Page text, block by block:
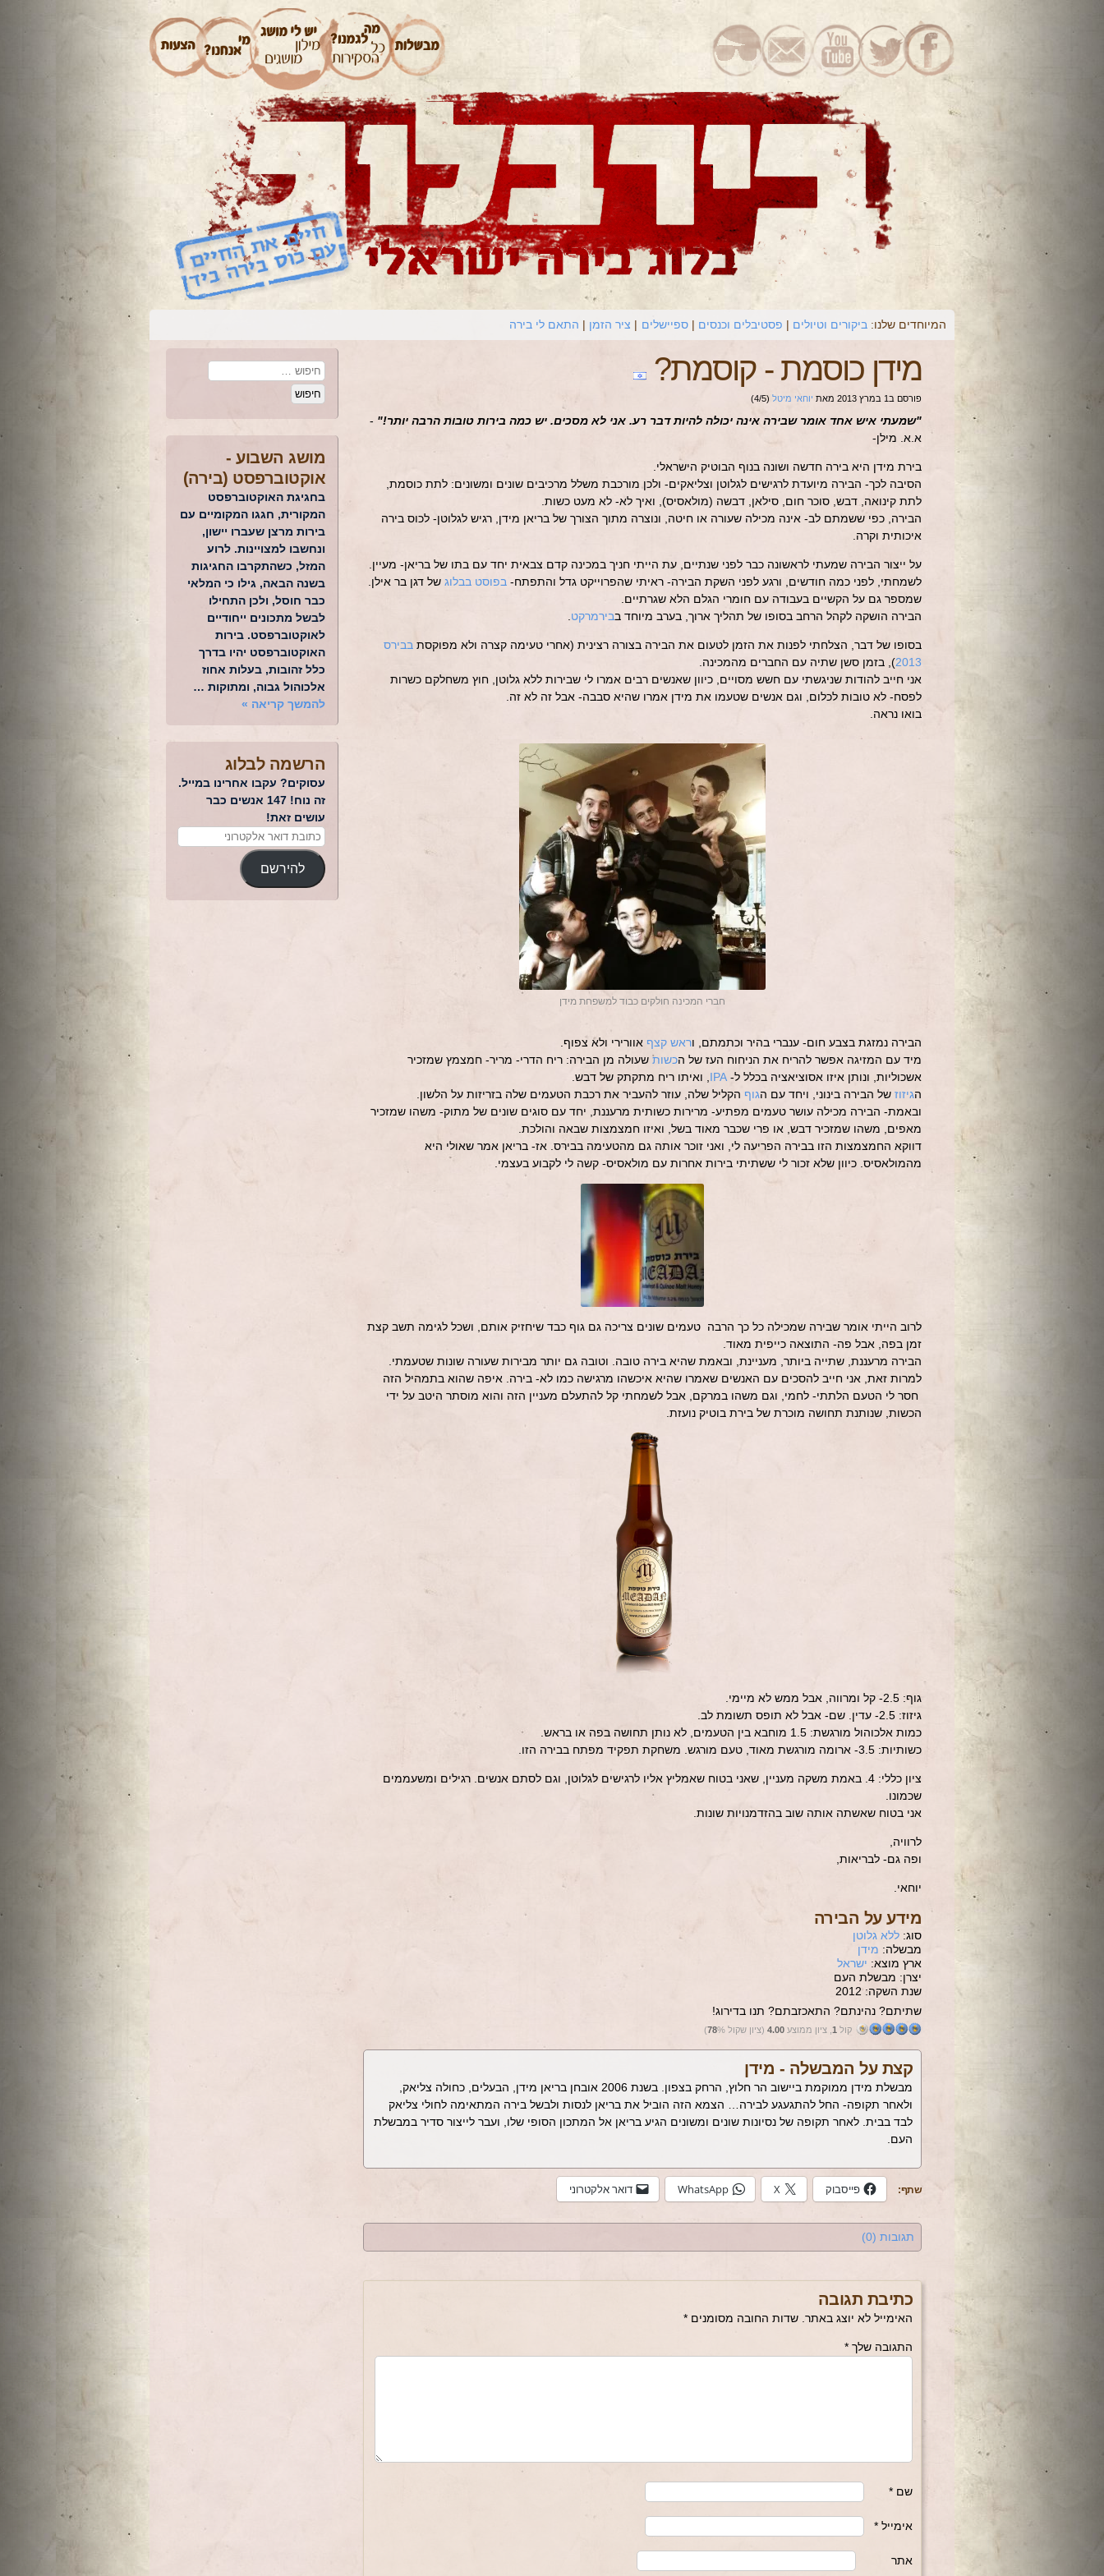
המיוחדים שלנו: ביקורים וטיולים פסטיבלים וכנסים ספיישלים ציר הזמן התאם לי בירה
מידן כוסמת - קוסמת?
פורסם ב1 במרץ 2013 מאת יוחאי מיטל (
4/5
)
"שמעתי איש אחד אומר שבירה אינה יכולה להיות דבר רע. אני לא מסכים. יש כמה בירות טובות הרבה יותר!" -
א.א. מילן-
בירת מידן היא בירה חדשה ושונה בנוף הבוטיק הישראלי.
הסיבה לכך- הבירה מיועדת לרגישים לגלוטן וצליאקים- ולכן מורכבת משלל מרכיבים שונים ומשונים: לתת כוסמת,
לתת קינואה, דבש, סוכר חום, סילאן, דבשה (מולאסיס), ואיך לא- לא מעט כשות.
הבירה, כפי ששמתם לב- אינה מכילה שעורה או חיטה, ונוצרה מתוך הצורך של בריאן מידן, רגיש לגלוטן- לכוס בירה
איכותית וקרה.
על ייצור הבירה שמעתי לראשונה כבר לפני שנתיים, עת הייתי חניך במכינה קדם צבאית יחד עם בתו של בריאן- מעיין.
לשמחתי, לפני כמה חודשים, ורגע לפני השקת הבירה- ראיתי שהפרוייקט גדל והתפתח- בפוסט בבלוג של דגן בר אילן.
שמספר גם על הקשיים בעבודה עם חומרי הגלם הלא שגרתיים.
הבירה הושקה לקהל הרחב בסופו של תהליך ארוך, בערב מיוחד בבירמרקט
בסופו של דבר, הצלחתי לפנות את הזמן לטעום את הבירה בצורה רצינית (אחרי טעימה קצרה ולא מפוקסת בבירס
2013), בזמן סשן שתיה עם החברים מהמכינה.
אני חייב להודות שניגשתי עם חשש מסויים, כיוון שאנשים רבים אמרו לי שבירות ללא גלוטן, חוץ משחלקם כשרות
לפסח- לא טובות לכלום, וגם אנשים שטעמו את מידן אמרו שהיא סבבה- אבל זה לא זה.
בואו נראה.
חברי המכינה חולקים כבוד למשפחת מידן
הבירה נמזגת בצבע חום- ענברי בהיר וכתמתם, וראש קצף אוורירי ולא צפוף.
מיד עם המזיגה אפשר להריח את הניחוח העז של הכשות שעולה מן הבירה: ריח הדרי- מריר- חמצמץ שמזכיר
אשכוליות, ונותן איזו אסוציאציה בכלל ל- IPA , ואיתו ריח מתקתק של דבש.
הגיזוז של הבירה בינוני, ויחד עם הגוף הקליל שלה, עוזר להעביר את רכבת הטעמים שלה בזריזות על הלשון.
ובאמת- הבירה מכילה עושר טעמים מפתיע- מרירות כשותית מרעננת, יחד עם סוגים שונים של מתוק- משהו שמזכיר
מאפים, משהו שמזכיר דבש, או פרי שכבר מאוד בשל, ואיזו חמצמצות שבאה והולכת.
דווקא החמצמצות הזו בבירה הפריעה לי, ואני זוכר אותה גם מהטעימה בבירס. אז- בריאן אמר שאולי היא
מהמולאסיס. כיוון שלא זכור לי ששתיתי בירות אחרות עם מולאסיס- קשה לי לקבוע בעצמי.
לרוב הייתי אומר שבירה שמכילה כל כך הרבה טעמים שונים צריכה גם גוף כבד שיחזיק אותם, ושכל לגימה תשב קצת
זמן בפה, אבל פה- התוצאה כייפית מאוד.
הבירה מרעננת, שתייה ביותר, מעניינת, ובאמת שהיא בירה טובה. וטובה גם יותר מבירות שעורה שונות שטעמתי.
למרות זאת, אני חייב להסכים עם האנשים שאמרו שהיא איכשהו מרגישה כמו לא- בירה. איפה שהוא בתמהיל הזה
חסר לי הטעם הלתתי- לחמי, וגם משהו במרקם, אבל לשמחתי קל להתעלם מעניין הזה והוא מוסתר היטב על ידי
הכשות, שנותנת תחושה מוכרת של בירת בוטיק נועזת.
גוף: 2.5- קל ומרווה, אבל ממש לא מיימי.
גיזוז: 2.5- עדין. שם- אבל לא תופס תשומת לב.
כמות אלכוהול מורגשת: 1.5 מוחבא בין הטעמים, לא נותן תחושה בפה או בראש.
כשותיות: 3.5- ארומה מורגשת מאוד, טעם מורגש. משחקת תפקיד מפתח בבירה הזו.
ציון כללי: 4. באמת משקה מעניין, שאני בטוח שאמליץ אליו לרגישים לגלוטן, וגם לסתם אנשים. רגילים ומשעממים
שכמונו.
אני בטוח שאשתה אותה שוב בהזדמנויות שונות.
לרוויה,
ופה גם- לבריאות,
יוחאי.
מידע על הבירה
סוג: ללא גלוטן
מבשלה: מידן
ארץ מוצא: ישראל
יצרן: מבשלת העם
שנת השקה: 2012
שתיתם? נהינתם? התאכזבתם? תנו בדירוג!
קול 1 , ציון ממוצע 4.00 (ציון שקול 78%)
קצת על המבשלה - מידן
מבשלת מידן ממוקמת ביישוב הר חלוץ, הרחק בצפון. בשנת 2006 אובחן בריאן מידן, הבעלים, כחולה צליאק,
ולאחר תקופה- החל להתגעגע לבירה… הצמא הזה הוביל את בריאן לנסות ולבשל בירה המתאימה לחולי צליאק
לבד בבית. לאחר תקופה של נסיונות שונים ומשונים הגיע בריאן אל המתכון הסופי שלו, ועבר לייצור סדיר במבשלת
העם.
שתף: פייסבוק X
WhatsApp דואר אלקטרוני
תגובות (0)
כתיבת תגובה
האימייל לא יוצג באתר. שדות החובה מסומנים *
התגובה שלך *
שם *
אימייל *
אתר
מושג השבוע -
אוקטוברפסט (בירה)
בחגיגת האוקטוברפסט
המקורית, חגגו המקומיים עם
בירות מרצן שעברו יישון,
ונחשבו למצויינות. לרוע
המזל, כשהתקרבו החגיגות
בשנה הבאה, גילו כי המלאי
כבר חוסל, ולכן התחילו
לבשל מתכונים ייחודיים
לאוקטוברפסט. בירות
האוקטוברפסט יהיו בדרך
כלל זהובות, בעלות אחוז
אלכוהול גבוה, ומתוקות …
להמשך קריאה »
הרשמה לבלוג
עסוקים? עקבו אחרינו במייל.
זה נוח! 147 אנשים כבר
עושים זאת!
להירשם